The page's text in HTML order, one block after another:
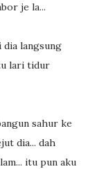
je la...
dia langsung
lari tidur
sahur ke
dia... dah
itu pun aku